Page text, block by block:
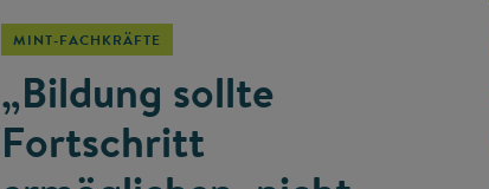
MINT-FACHKRÄFTE
„Bildung sollte
Fortschritt